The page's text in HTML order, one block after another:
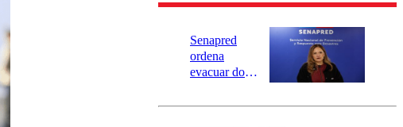
Senapred
ordena
evacuar dos
Carahue por